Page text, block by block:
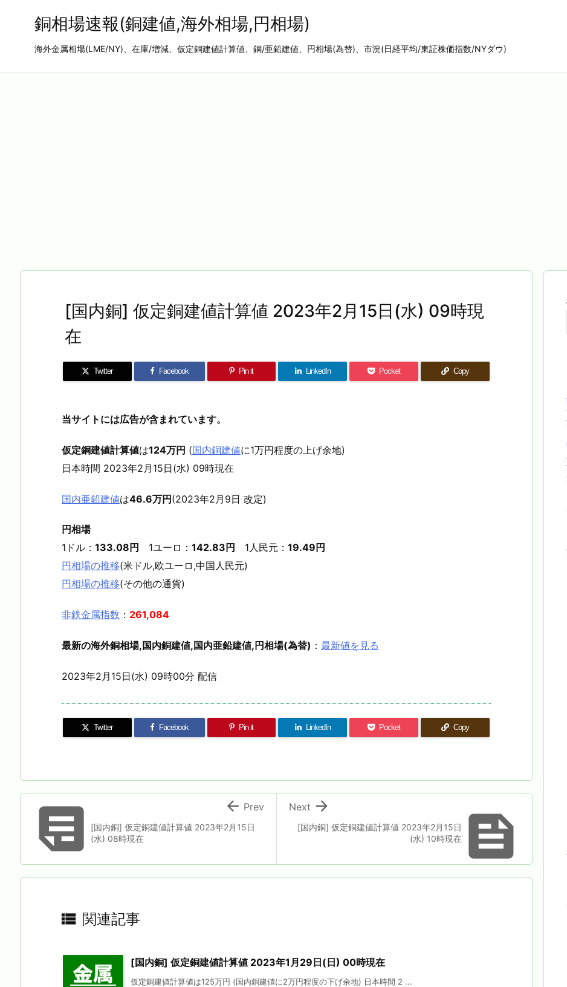
銅相場速報(銅建値,海外相場,円相場)
海外金属相場(LME/NY)、在庫/増減、仮定銅建値計算値、銅/亜鉛建値、円相場(為替)、市況(日経平均/東証株価指数/NYダウ)
[国内銅] 仮定銅建値計算値 2023年2月15日(水) 09時現
在
Twitter Facebook Pin it LinkedIn Pocket Copy
当サイトには広告が含まれています。
仮定銅建値計算値は124万円 (国内銅建値に1万円程度の上げ余地)
日本時間 2023年2月15日(水) 09時現在
国内亜鉛建値は46.6万円(2023年2月9日 改定)
円相場
1ドル： 133.08円 1ユーロ： 142.83円 1人民元： 19.49円
円相場の推移(米ドル,欧ユーロ,中国人民元)
円相場の推移(その他の通貨)
非鉄金属指数 ： 261,084
最新の海外銅相場,国内銅建値,国内亜鉛建値,円相場(為替) ： 最新値を見る
2023年2月15日(水) 09時00分 配信
Twitter Facebook Pin it LinkedIn Pocket Copy

[国内銅] 仮定銅建値計算値 2023年2月15日
(水) 10時現在

Next
[国内銅] 仮定銅建値計算値 2023年2月15日
(水) 08時現在
 Prev
 関連記事
[国内銅] 仮定銅建値計算値 2023年1月29日(日) 00時現在
仮定銅建値計算値は125万円 (国内銅建値に2万円程度の下げ余地) 日本時間 2 ...